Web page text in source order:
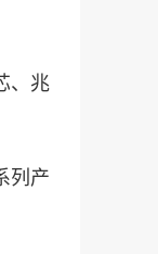
、兆
列产